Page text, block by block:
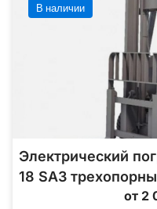
В наличии
Электрический
18 SA3
от 2